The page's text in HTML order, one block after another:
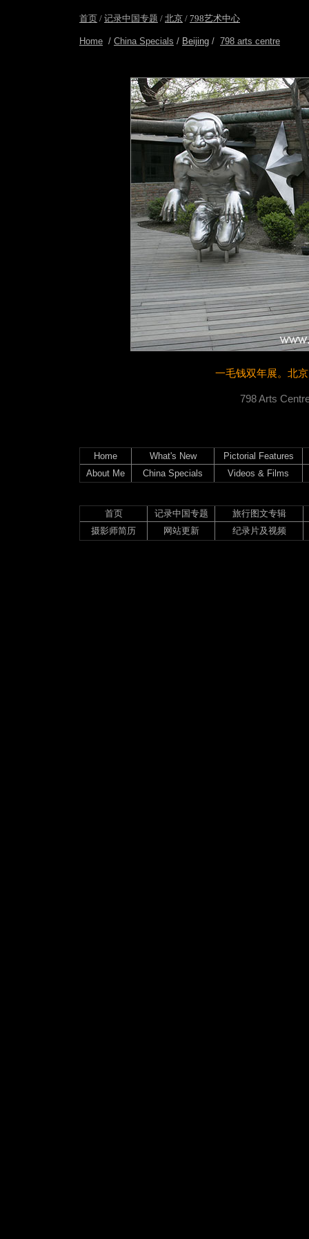
首页 / 记录中国专题 / 北京 / 798艺术中心
Home / China Specials / Beijing / 798 arts centre
一毛钱双年展。北
798 Arts
Home What's New
Pictorial Features
About Me
China Specials Videos & Films
首页 记录中国专题
旅行图文专辑
摄影师简历
网站更新 纪录片及视频